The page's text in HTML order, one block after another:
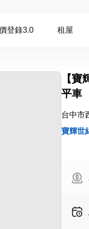
登錄3.0 租屋
【
平車
台中市
寶輝世